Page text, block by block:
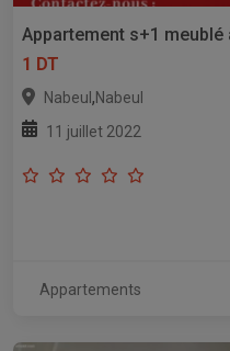
Appartement s+1
1 DT
Nabeul ,Nabeul
11 juillet 2022
Appartements